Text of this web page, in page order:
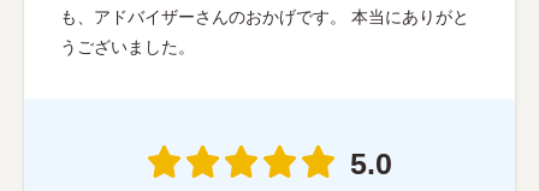
も、アドバイザーさんのおかげです。 本当にありがと
うございました。
5.0